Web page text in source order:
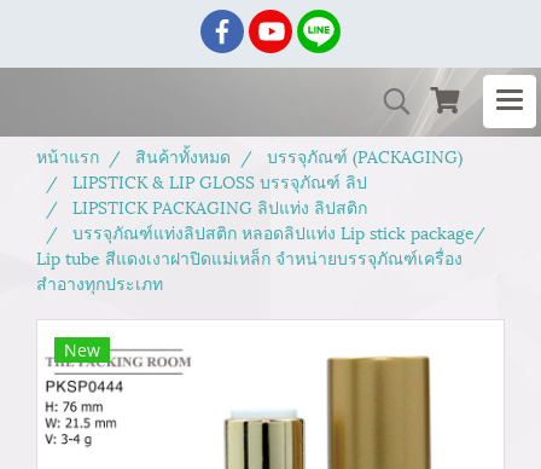
หน้าแรก สินค้าทั้งหมด
บรรจุภัณฑ์ (PACKAGING)
LIPSTICK & LIP GLOSS บรรจุภัณฑ์ ลิป
LIPSTICK PACKAGING ลิปแท่ง ลิปสติก
บรรจุภัณฑ์แท่งลิปสติก หลอดลิปแท่ง Lip stick package/
Lip tube สีแดงเงาฝาปิดแม่เหล็ก จำหน่ายบรรจุภัณฑ์เครื่อง
สำอางทุกประเภท
New